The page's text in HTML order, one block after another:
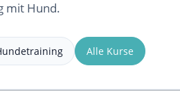
mit Hund.
Alle Kurse